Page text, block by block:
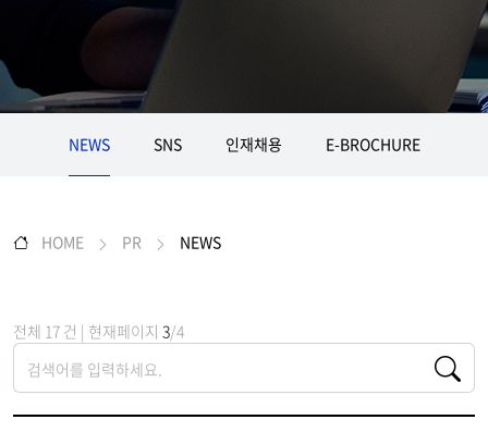
NEWS SNS 인재채용 E-BROCHURE
HOME PR NEWS
전체 17 건 | 현재페이지 3/4